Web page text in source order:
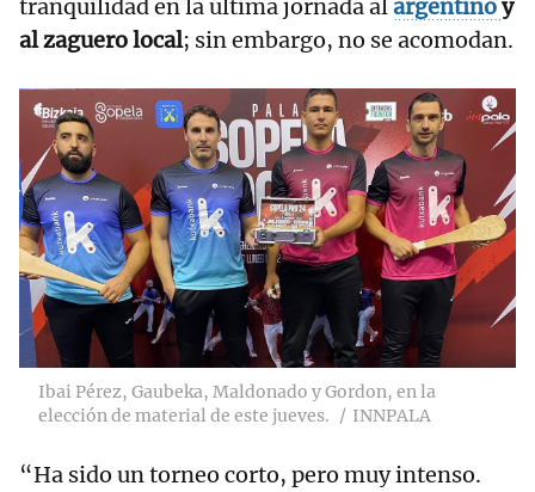
tranquilidad en la última jornada alargentinoy
al zaguero local; sin embargo, no se acomodan.
Ibai Pérez, Gaubeka, Maldonado y Gordon, en la
elección de material de este jueves.
INNPALA
“Ha sido un torneo corto, pero muy intenso.